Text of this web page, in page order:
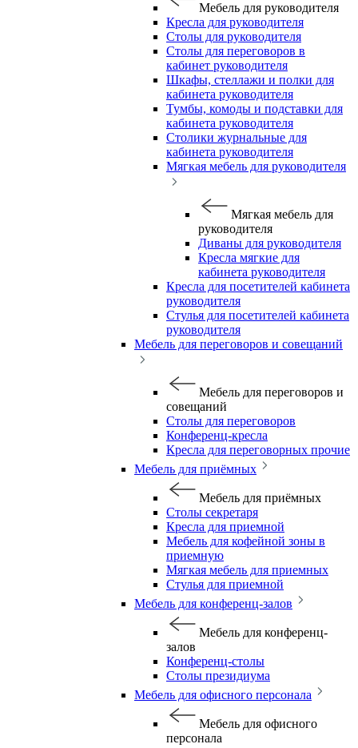
Мебель для руководителя
Кресла для руководителя
Столы для руководителя
Столы для переговоров в
кабинет руководителя
Шкафы, стеллажи и полки для
кабинета руководителя
Тумбы, комоды и подставки для
кабинета руководителя
Столики журнальные для
кабинета руководителя
Мягкая мебель для руководителя
Мягкая мебель для
руководителя
Диваны для руководителя
Кресла мягкие для
кабинета руководителя
Кресла для посетителей кабинета
руководителя
Стулья для посетителей кабинета
руководителя
Мебель для переговоров и совещаний
Мебель для переговоров и
совещаний
Столы для переговоров
Конференц-кресла
Кресла для переговорных прочие
Мебель для приёмных
Мебель для приёмных
Столы секретаря
Кресла для приемной
Мебель для кофейной зоны в
приемную
Мягкая мебель для приемных
Стулья для приемной
Мебель для конференц-залов
Мебель для конференц-
залов
Конференц-столы
Столы президиума
Мебель для офисного персонала
Мебель для офисного
персонала